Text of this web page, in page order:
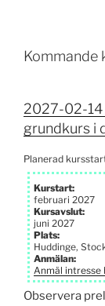
Kommande
2027-02-14
grundkurs i
Planerad
Kurstart:
februari 2027
Kursavslut:
juni 2027
Plats:
Huddinge,
Anmälan:
Anmäl intresse
Observera